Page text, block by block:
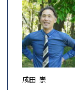
成田 崇